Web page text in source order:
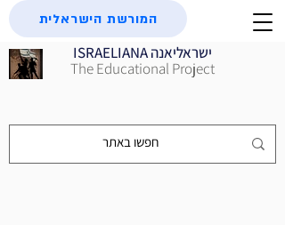
ISRAELIANA ישראליאנה
The Educational Project
המורשת הישראלית